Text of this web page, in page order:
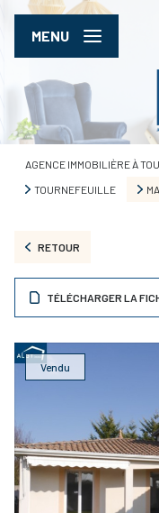
MENU
AGENCE IMMOBILIÈRE À
TOURNEFEUILLE
RETOUR
TÉLÉCHARGER LA
Vendu